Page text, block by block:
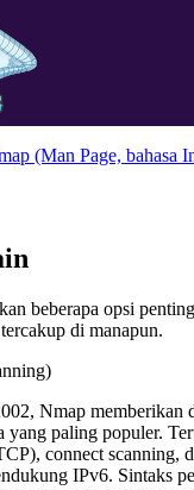
(Man Page, bahasa
beberapa opsi
di manapun.
Nmap memberikan
yang paling populer.
connect scanning,
IPv6. Sintaks